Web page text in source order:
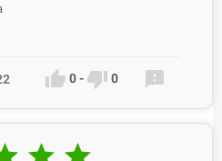
 0-  0 